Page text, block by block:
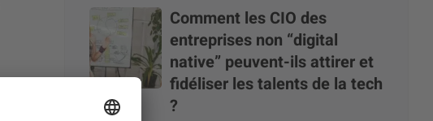
Comment les CIO des
entreprises non “digital
native” peuvent-ils attirer et
fidéliser les talents de la tech
?